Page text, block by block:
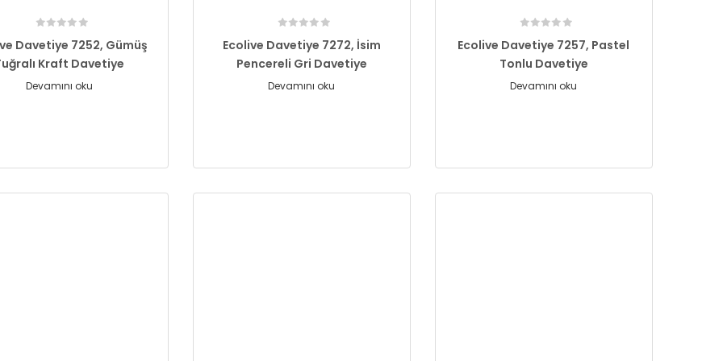
Davetiye 7252, Gümüş
Kraft Davetiye
Devamını oku
Ecolive Davetiye 7272, İsim
Pencereli Gri Davetiye
Devamını oku
Ecolive Davetiye 7257, Pastel
Tonlu Davetiye
Devamını oku